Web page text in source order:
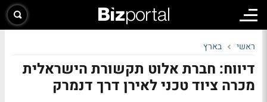
ראשי בארץ
דיווח: חברת אלוט תקשורת הישראלית
מכרה ציוד טכני לאירן דרך דנמרק